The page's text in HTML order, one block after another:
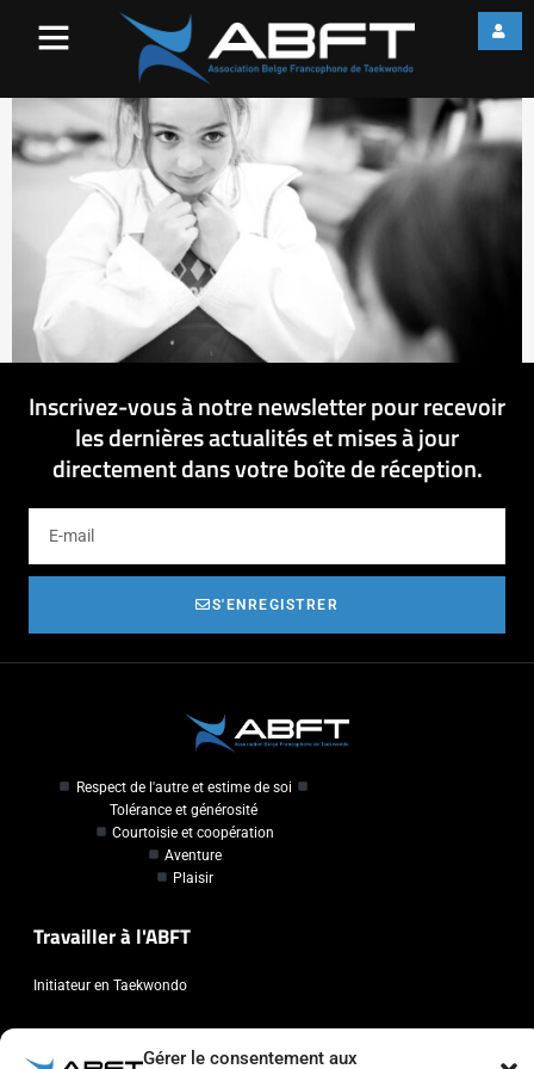
Gérer le consentement aux
Inscrivez-vous à notre newsletter pour recevoir
les dernières actualités et mises à jour
directement dans votre boîte de réception.
S'ENREGISTRER
Respect de l'autre et estime de soi
Tolérance et générosité
Courtoisie et coopération
Aventure
Plaisir
Travailler à l'ABFT
Initiateur en Taekwondo